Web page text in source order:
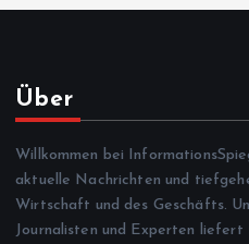
Über
Willkommen bei
aktuelle Nachrichten und
Wirtschaft und des Geschäfts.
Journalisten und Experten